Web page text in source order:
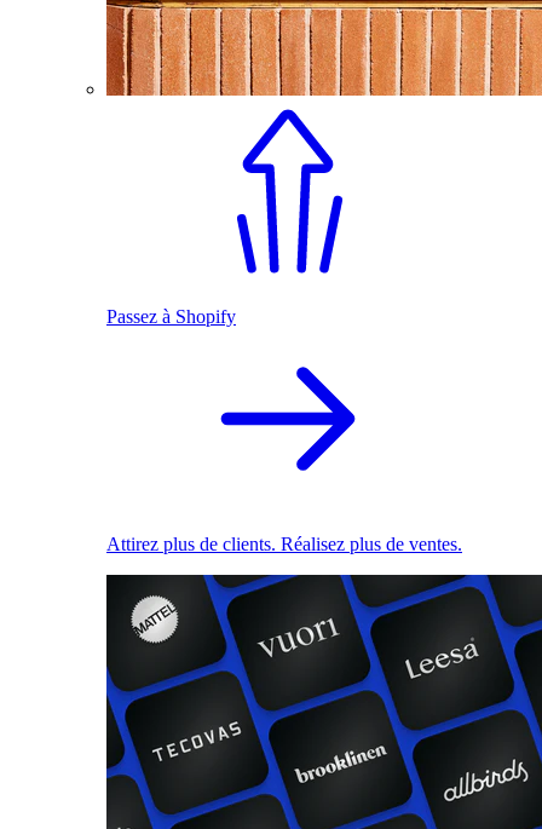
Passez à Shopify
Attirez plus de clients. Réalisez plus de ventes.